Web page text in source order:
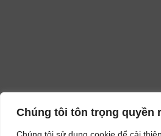
Chúng tôi tôn trọng quyền